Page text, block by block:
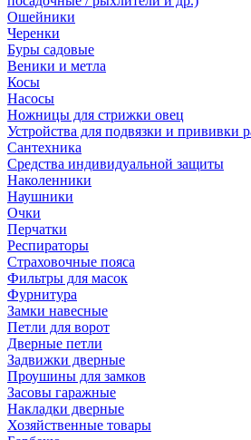
Ошейники
Черенки
Буры садовые
Веники и метла
Косы
Насосы
Ножницы для стрижки овец
Устройства для подвязки и прививки
Сантехника
Средства индивидуальной защиты
Наколенники
Наушники
Очки
Перчатки
Респираторы
Страховочные пояса
Фильтры для масок
Фурнитура
Замки навесные
Петли для ворот
Дверные петли
Задвижки дверные
Проушины для замков
Засовы гаражные
Накладки дверные
Хозяйственные товары